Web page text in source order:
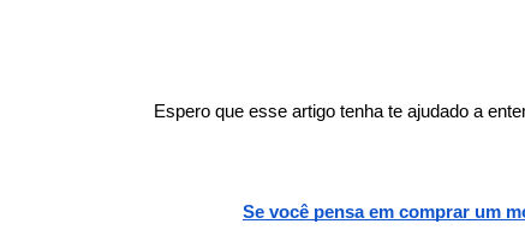
Espero que esse artigo tenha te ajudado a
Se você pensa em comprar um